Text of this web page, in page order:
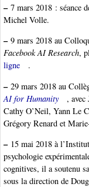
–7 mars 2018 : séance
Michel Volle.
–9 mars 2018 au
Facebook AI Research,
ligne
.
–29 mars 2018 au
AI for Humanity
,
Cathy O’Neil, Yann Le
Grégory Renard et
–15 mai 2018 à
psychologie
cognitives, il a soutenu
sous la direction de